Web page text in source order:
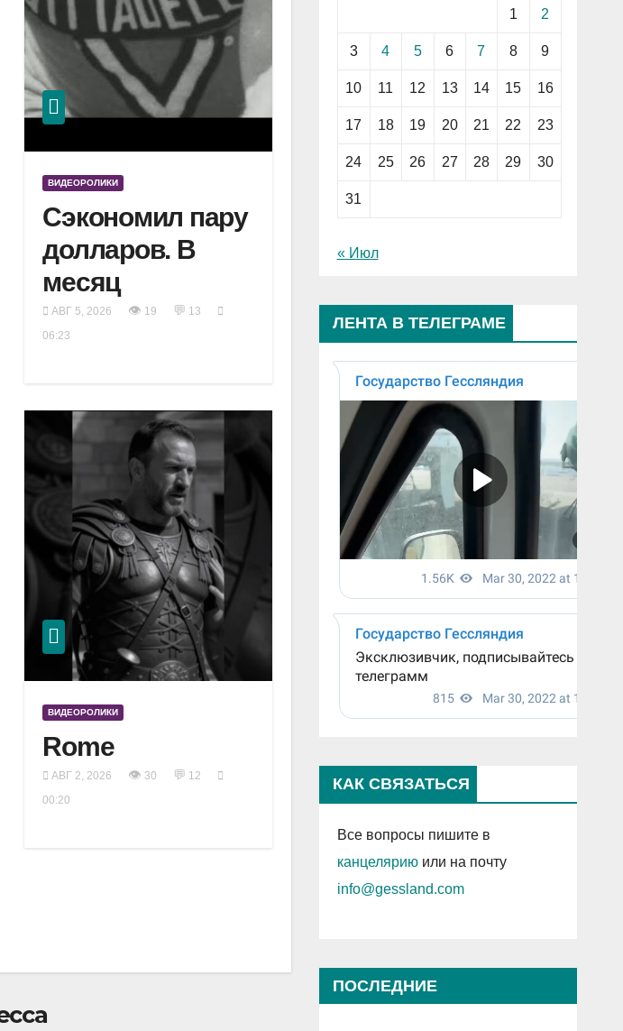
ВИДЕОРОЛИКИ
Сэкономил пару
долларов. В
месяц
АВГ 5, 2026 👁 19 💬 13
06:23
ВИДЕОРОЛИКИ
Rome
АВГ 2, 2026 👁 30 💬 12
00:20
1 2
3 4 5 6 7 8 9
10 11 12 13 14 15 16
17 18 19 20 21 22 23
24 25 26 27 28 29 30
31
« Июл
ЛЕНТА В ТЕЛЕГРАМЕ
КАК СВЯЗАТЬСЯ
Все вопросы пишите в
канцеляриюили на почту
info@gessland.com
ПОСЛЕДНИЕ